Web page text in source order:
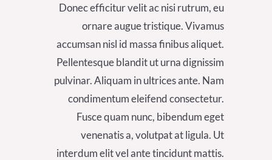
Donec efficitur velit ac nisi rutrum, eu
ornare augue tristique. Vivamus
accumsan nisl id massa finibus aliquet.
Pellentesque blandit ut urna dignissim
pulvinar. Aliquam in ultrices ante. Nam
condimentum eleifend consectetur.
Fusce quam nunc, bibendum eget
venenatis a, volutpat at ligula. Ut
interdum elit vel ante tincidunt mattis.